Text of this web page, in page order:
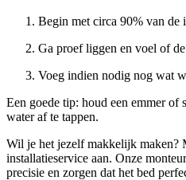
Begin met circa 90% van de
Ga proef liggen en voel of
Voeg indien nodig nog wat
Een goede tip: houd een emmer
water af te tappen.
Wil je het jezelf makkelijk maken?
installatieservice aan. Onze
precisie en zorgen dat het bed